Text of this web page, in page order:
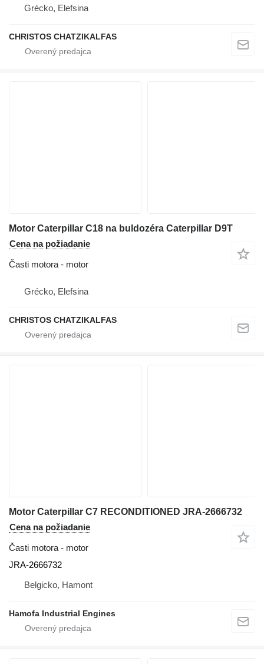
Grécko, Elefsina
CHRISTOS CHATZIKALFAS
Motor Caterpillar C18 na buldozéra Caterpillar D9T
Cena na požiadanie
Časti motora - motor
Grécko, Elefsina
CHRISTOS CHATZIKALFAS
Motor Caterpillar C7 RECONDITIONED JRA-2666732
Cena na požiadanie
Časti motora - motor
JRA-2666732
Belgicko, Hamont
Hamofa Industrial Engines